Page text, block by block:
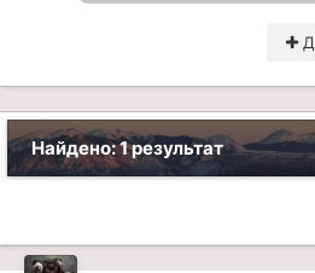
Найдено: 1 результат